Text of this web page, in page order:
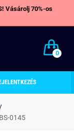
Vásárolj 70%-os
0
0145